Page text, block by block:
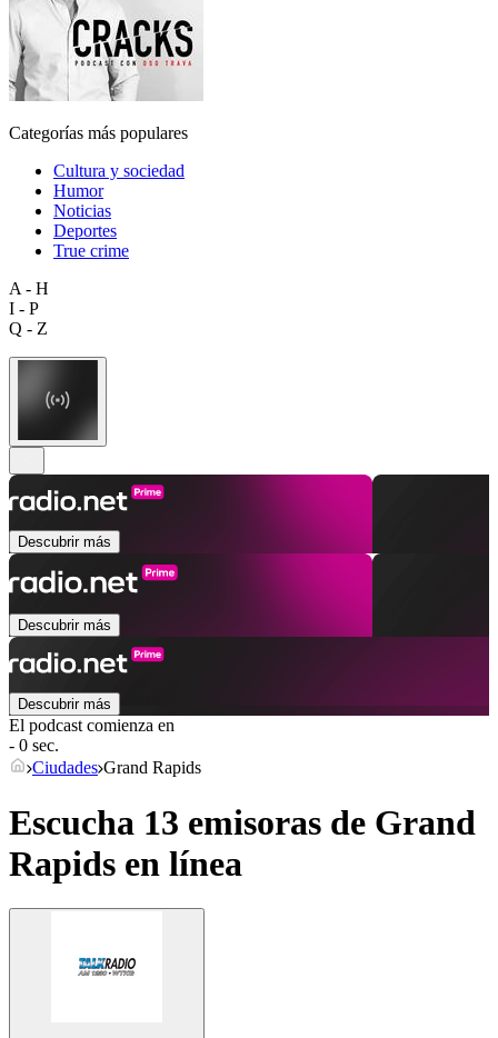
Categorías más populares
Cultura y sociedad
Humor
Noticias
Deportes
True crime
A - H
I - P
Q - Z
Descubrir más
Descubrir más
Descubrir más
El podcast comienza en
- 0 sec.
Ciudades Grand Rapids
Escucha 13 emisoras de Grand
Rapids en línea